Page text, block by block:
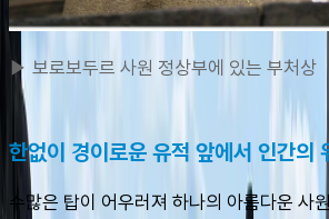
▶ 보로보두르 사원 정상부에 있는 부처상
한없이 경이로운 유적 앞에서 인간의
수많은 탑이 어우러져 하나의 아름다운 사